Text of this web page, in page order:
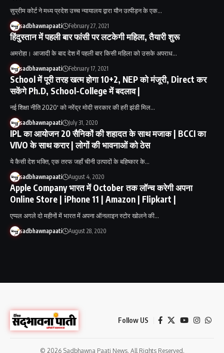
सुप्रीम कोर्ट ने मध्य प्रदेश उच्च न्यायालय द्वारा यौन उत्पीड़न के एक…
sadbhawnapaati February 27, 2021
हिंदुस्तान में पहली बार फांसी पर लटकेगी महिला, तैयारी शुरू
अमरोहा। आजादी के बाद देश में पहली बार किसी महिला को उसके अपराध…
sadbhawnapaati February 17, 2021
School में पूरी तरह खत्म होगा 10+2, NEP को मंजूरी, Direct कर
सकेंगे Ph.D, School-College में बदलाव |
नई शिक्षा नीति 2020' को नरेंद्र मोदी सरकार की हरी झंडी मिल…
sadbhawnapaati July 31, 2020
IPL का आयोजन 20 सैनिकों की शहादत के साथ मजाक | BCCI का
VIVO के साथ करार | लोगों की भावनाओं को ठेस
ये कैसी देश भक्ति, एक तरफ जहाँ चीनी उत्पादों के बहिष्कार के…
sadbhawnapaati August 4, 2020
Apple Company भारत में October तक लॉन्च करेगी अपना
Online Store | iPhone 11 | Amazon | Flipkart |
एप्पल अगले दो महीनों में भारत में अपना ऑनलाइन स्टोर खोलने की…
sadbhawnapaati August 28, 2020
Follow US
© 2026 Sadbhawna Paati News. All Rights Reserved.